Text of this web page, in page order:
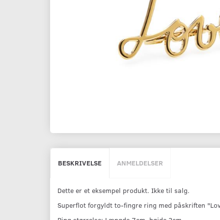
BESKRIVELSE ANMELDELSER
Dette er et eksempel produkt. Ikke til salg.
Superflot forgyldt to-fingre ring med påskriften